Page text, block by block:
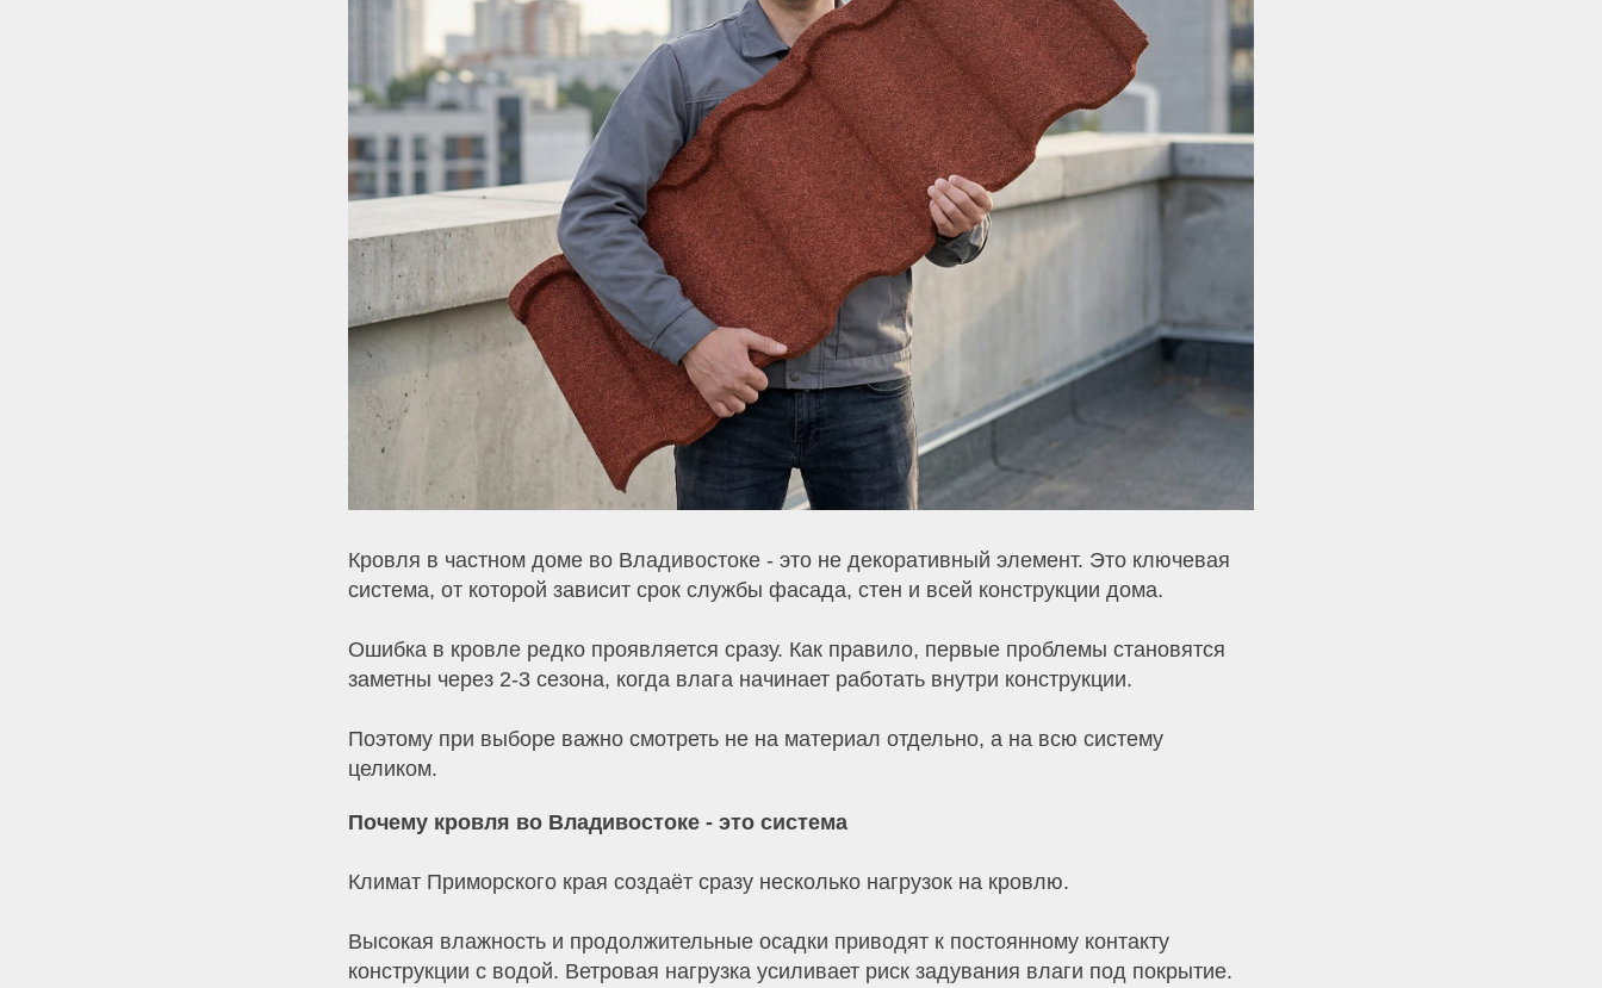
Кровля в частном доме во Владивостоке - это не декоративный элемент. Это ключевая
система, от которой зависит срок службы фасада, стен и всей конструкции дома.
Ошибка в кровле редко проявляется сразу. Как правило, первые проблемы становятся
заметны через 2-3 сезона, когда влага начинает работать внутри конструкции.
Поэтому при выборе важно смотреть не на материал отдельно, а на всю систему
целиком.
Почему кровля во Владивостоке - это система
Климат Приморского края создаёт сразу несколько нагрузок на кровлю.
Высокая влажность и продолжительные осадки приводят к постоянному контакту
конструкции с водой. Ветровая нагрузка усиливает риск задувания влаги под покрытие.